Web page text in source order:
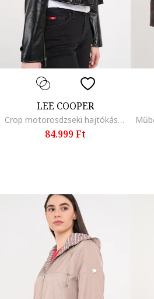
LEE COOPER
Crop motorosdzseki hajtókás gallérral, Fekete
84.999 Ft